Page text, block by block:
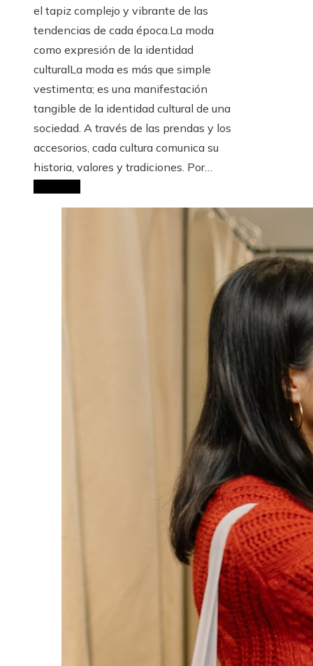
el tapiz complejo y vibrante de las
tendencias de cada época.La moda
como expresión de la identidad
culturalLa moda es más que simple
vestimenta; es una manifestación
tangible de la identidad cultural de una
sociedad. A través de las prendas y los
accesorios, cada cultura comunica su
historia, valores y tradiciones. Por…